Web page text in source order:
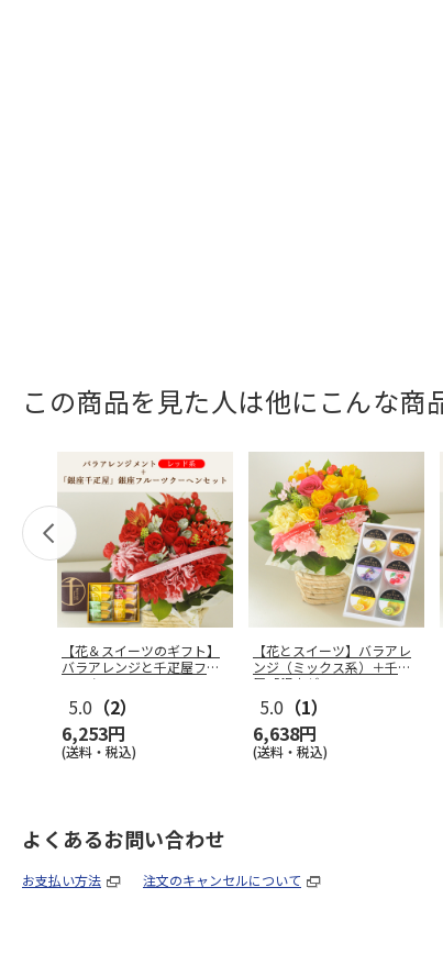
この商品を見た人は他にこんな商
【花＆スイーツのギフト】
バラアレンジと千疋屋フル
ーツクーヘ
5.0 （2）
6,253円
(送料・税込)
【花とスイーツ】バラアレ
ンジ（ミックス系）＋千疋
屋「銀座ゼ
5.0 （1）
6,638円
(送料・税込)
よくあるお問い合わせ
お支払い方法 注文のキャンセルについて